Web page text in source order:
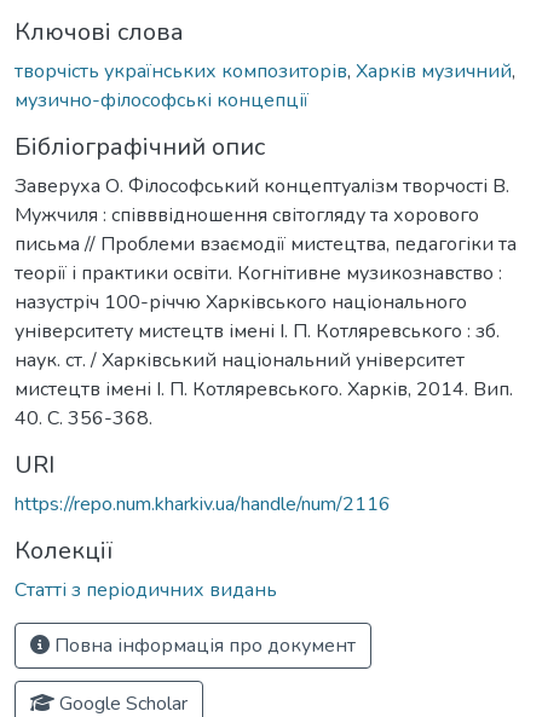
Ключові слова
творчість українських композиторів, Харків музичний,
музично-філософські концепції
Бібліографічний опис
Заверуха О. Філософський концептуалізм творчості В.
Мужчиля : співввідношення світогляду та хорового
письма // Проблеми взаємодії мистецтва, педагогіки та
теорії і практики освіти. Когнітивне музикознавство :
назустріч 100-річчю Харківського національного
університету мистецтв імені І. П. Котляревського : зб.
наук. ст. / Харківський національний університет
мистецтв імені І. П. Котляревського. Харків, 2014. Вип.
40. С. 356-368.
URI
https://repo.num.kharkiv.ua/handle/num/2116
Колекції
Статті з періодичних видань
Повна інформація про документ
Google Scholar